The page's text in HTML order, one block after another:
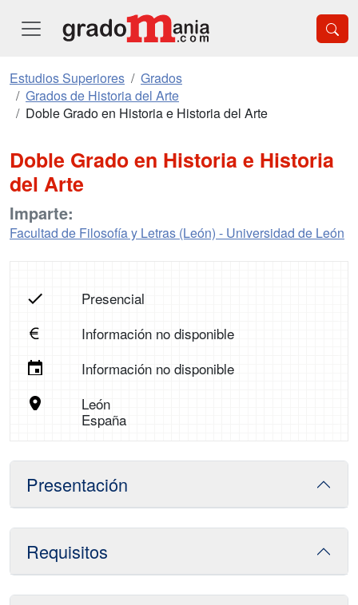
Estudios Superiores
Grados
Grados de Historia del Arte
Doble Grado en Historia e Historia del Arte
Doble Grado en Historia e Historia
del Arte
Imparte:
Facultad de Filosofía y Letras (León) - Universidad de León
Presencial
Información no disponible
Información no disponible
León
España
Presentación
Requisitos